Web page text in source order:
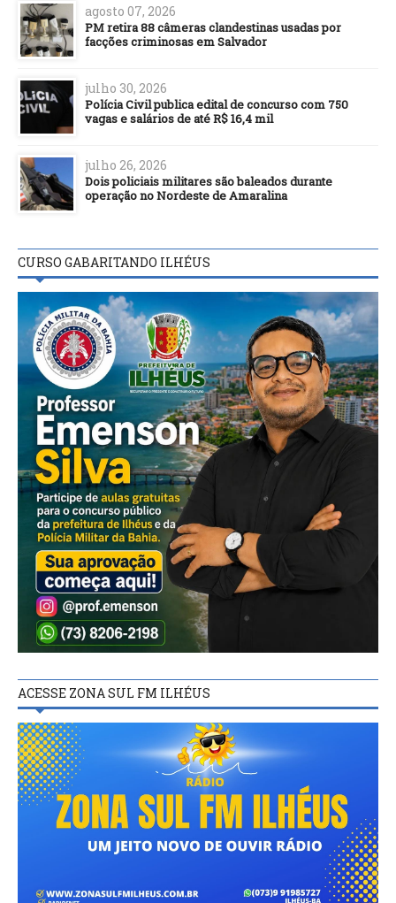
agosto 07, 2026
PM retira 88 câmeras clandestinas usadas por
facções criminosas em Salvador
julho 30, 2026
Polícia Civil publica edital de concurso com 750
vagas e salários de até R$ 16,4 mil
julho 26, 2026
Dois policiais militares são baleados durante
operação no Nordeste de Amaralina
CURSO GABARITANDO ILHÉUS
ACESSE ZONA SUL FM ILHÉUS